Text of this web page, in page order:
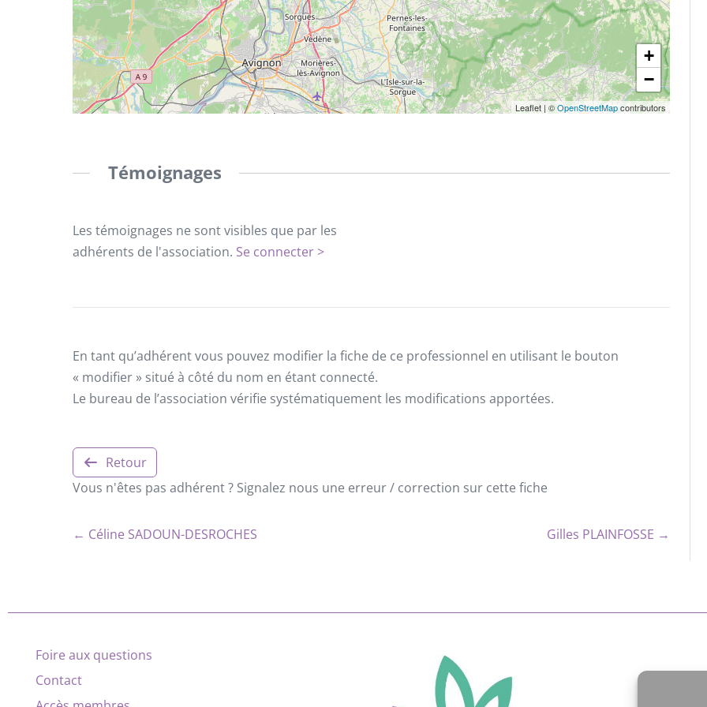
+
−
Leaflet | ©OpenStreetMapcontributors
Témoignages
Les témoignages ne sont visibles que par les
adhérents de l'association. Se connecter >
En tant qu’adhérent vous pouvez modifier la fiche de ce professionnel en utilisant le bouton
« modifier » situé à côté du nom en étant connecté.
Le bureau de l’association vérifie systématiquement les modifications apportées.
Retour
Vous n'êtes pas adhérent ? Signalez nous une erreur / correction sur cette fiche
← Céline SADOUN-DESROCHES Gilles PLAINFOSSE →
Foire aux questions
Contact